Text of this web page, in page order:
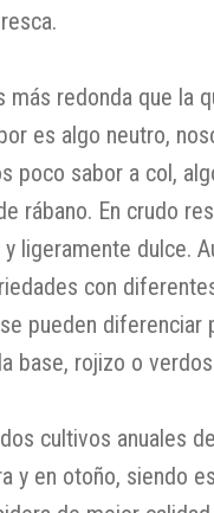
más redonda que la
es algo neutro,
poco sabor a col,
rábano. En crudo
ligeramente dulce.
con
pueden diferenciar
base, rojizo o
cultivos anuales
y en otoño, siendo